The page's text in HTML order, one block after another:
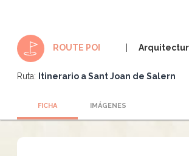
ROUTE POI
Ruta: Itinerario a Sant Joan de Salern
FICHA IMÁGENES